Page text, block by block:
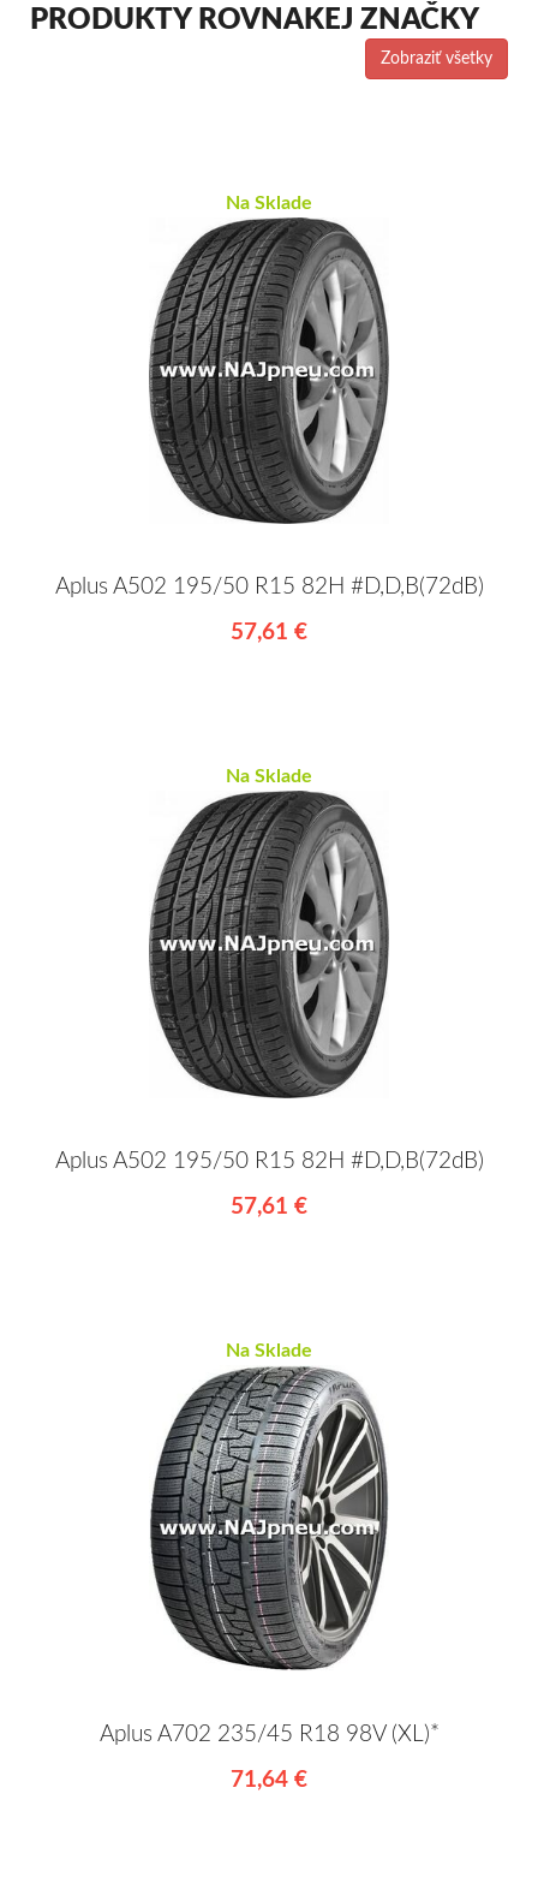
PRODUKTY ROVNAKEJ ZNAČKY
Zobraziť všetky
Na Sklade
Aplus A502 195/50 R15 82H #D,D,B(72dB)
57,61 €
Na Sklade
Aplus A502 195/50 R15 82H #D,D,B(72dB)
57,61 €
Na Sklade
Aplus A702 235/45 R18 98V (XL)*
71,64 €